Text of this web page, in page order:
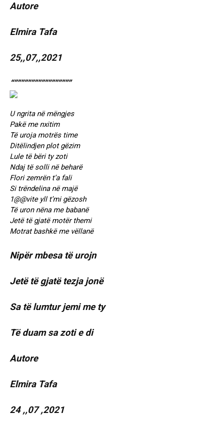
Autore
Elmira Tafa
25,,07,,2021
“”””””””””””””””””
U ngrita në mëngjes
Pakë me nxitim
Të uroja motrës time
Ditëlindjen plot gëzim
Lule të bëri ty zoti
Ndaj të solli në beharë
Flori zemrën t’a fali
Si trëndelina në majë
1@@vite yll t’mi gëzosh
Të uron nëna me babanë
Jetë të gjatë motër themi
Motrat bashkë me vëllanë
Nipër mbesa të urojn
Jetë të gjatë tezja jonë
Sa të lumtur jemi me ty
Të duam sa zoti e di
Autore
Elmira Tafa
24 ,,07 ,2021